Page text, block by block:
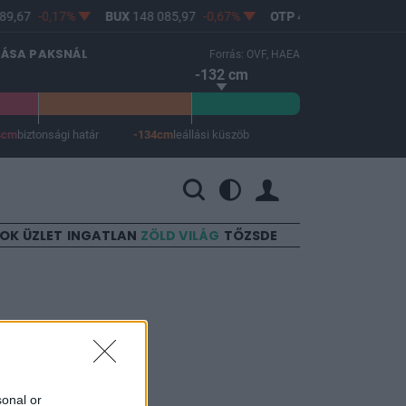
or
-0,17% BUX148 085,97 -0,67% OTP 46 750
PAKSNÁL Forrás: OVF, HAEA
-132 cm
biztonsági határ -134cmleállási küszöb
ÜZLET INGATLAN ZÖLD VILÁG TŐZSDE